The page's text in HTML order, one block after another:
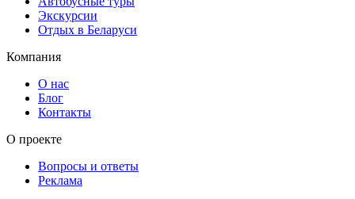
Экскурсии
Отдых в Беларуси
Компания
О нас
Блог
Контакты
О проекте
Вопросы и ответы
Реклама